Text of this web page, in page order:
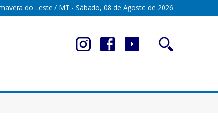
do Leste / MT - Sábado, 08 de Agosto de 2026